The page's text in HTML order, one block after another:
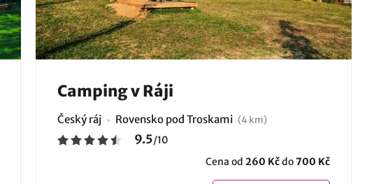
Camping v Ráji
Český ráj Rovensko pod Troskami (4 km)
9.5/10
Cena od 260 Kčdo700 Kč